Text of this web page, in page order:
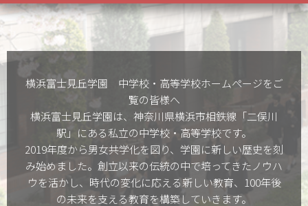
横浜富士見丘学園 中学校・高等学校ホームぺージをご
覧の皆様へ
横浜富士見丘学園は、神奈川県横浜市相鉄線「二俣川
駅」にある私立の中学校・高等学校です。
2019年度から男女共学化を図り、学園に新しい歴史を刻
み始めました。創立以来の伝統の中で培ってきたノウハ
ウを活かし、時代の変化に応える新しい教育、100年後
の未来を支える教育を構築していきます。